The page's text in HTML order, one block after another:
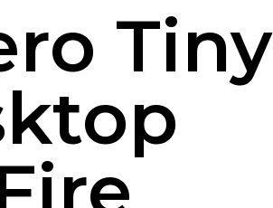
Tiny